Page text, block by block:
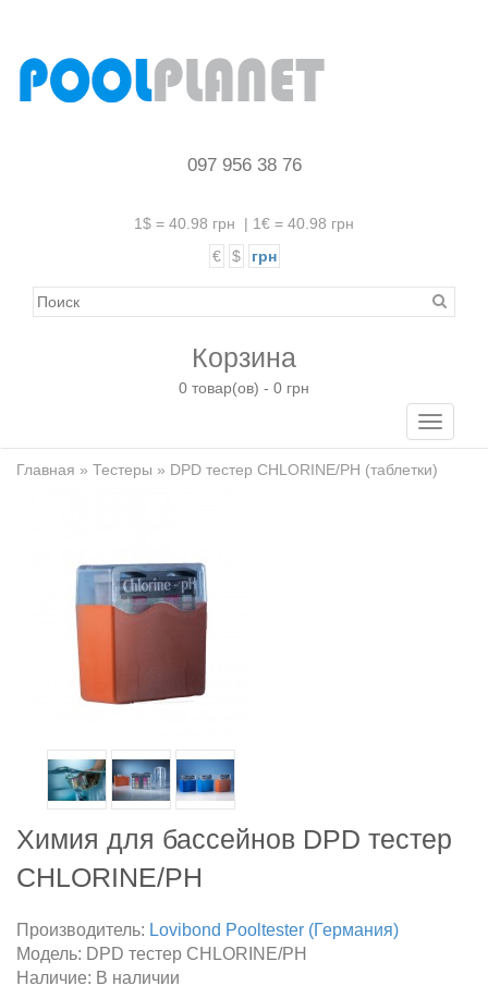
097 956 38 76
1$ = 40.98 грн | 1€ = 40.98 грн
€
$ грн
Корзина
0 товар(ов) - 0 грн
Toggle
Главная » Тестеры » DPD тестер CHLORINE/PH (таблетки)
Химия для бассейнов DPD тестер
CHLORINE/PH
Производитель: Lovibond Pooltester (Германия)
Модель: DPD тестер CHLORINE/PH
Наличие: В наличии